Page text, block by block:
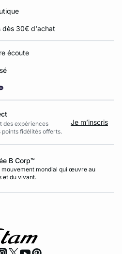
dès 30€ d'achat
écoute
des expériences
points fidélités offerts.
Je m’inscris
B Corp™
mouvement mondial qui œuvre au
et du vivant.